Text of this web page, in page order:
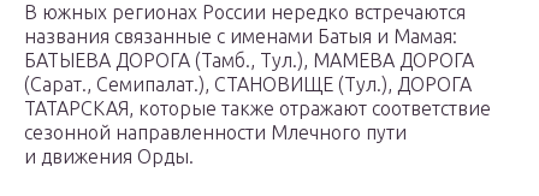
В южных регионах России нередко встречаются
названия связанные с именами Батыя и Мамая:
БАТЫЕВА ДОРОГА (Тамб., Тул.), МАМЕВА ДОРОГА
(Сарат., Семипалат.), СТАНОВИЩЕ (Тул.), ДОРОГА
ТАТАРСКАЯ, которые также отражают соответствие
сезонной направленности Млечного пути
и движения Орды.